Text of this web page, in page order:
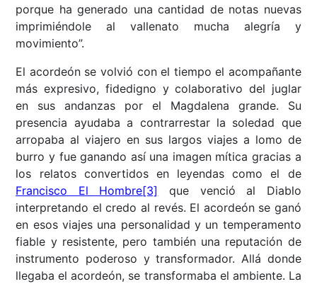
porque ha generado una cantidad de notas nuevas
imprimiéndole al vallenato mucha alegría y
movimiento”.
El acordeón se volvió con el tiempo el acompañante
más expresivo, fidedigno y colaborativo del juglar
en sus andanzas por el Magdalena grande. Su
presencia ayudaba a contrarrestar la soledad que
arropaba al viajero en sus largos viajes a lomo de
burro y fue ganando así una imagen mítica gracias a
los relatos convertidos en leyendas como el de
Francisco El Hombre[3]
que venció al Diablo
interpretando el credo al revés. El acordeón se ganó
en esos viajes una personalidad y un temperamento
fiable y resistente, pero también una reputación de
instrumento poderoso y transformador. Allá donde
llegaba el acordeón, se transformaba el ambiente. La